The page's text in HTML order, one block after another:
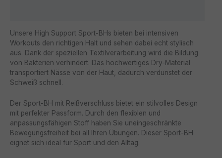
Unsere High Support Sport-BHs bieten bei intensiven
Workouts den richtigen Halt und sehen dabei echt stylisch
aus. Dank der speziellen Textilverarbeitung wird die Bildung
von Bakterien verhindert. Das hochwertiges Dry-Material
transportiert Nässe von der Haut, dadurch verdunstet der
Schweiß schnell.
Der Sport-BH mit Reißverschluss bietet ein stilvolles Design
mit perfekter Passform. Durch den flexiblen und
anpassungsfähigen Stoff haben Sie uneingeschränkte
Bewegungsfreiheit bei all Ihren Übungen. Dieser Sport-BH
eignet sich ideal für Sport und den Alltag.